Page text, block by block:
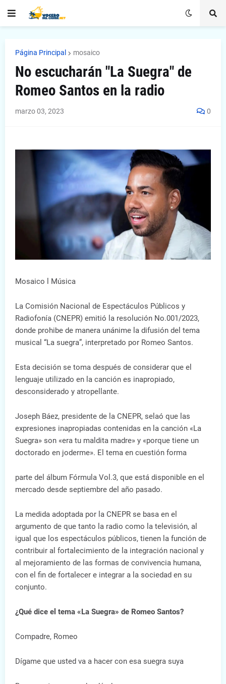
Página Principal mosaico
No escucharán "La Suegra" de
Romeo Santos en la radio
marzo 03, 2023 0
Mosaico l Música
La Comisión Nacional de Espectáculos Públicos y
Radiofonía (CNEPR) emitió la resolución No.001/2023,
donde prohibe de manera unánime la difusión del tema
musical “La suegra”, interpretado por Romeo Santos.
Esta decisión se toma después de considerar que el
lenguaje utilizado en la canción es inapropiado,
desconsiderado y atropellante.
Joseph Báez, presidente de la CNEPR, selaó que las
expresiones inapropiadas contenidas en la canción «La
Suegra» son «era tu maldita madre» y «porque tiene un
doctorado en joderme». El tema en cuestión forma
parte del álbum Fórmula Vol.3, que está disponible en el
mercado desde septiembre del año pasado.
La medida adoptada por la CNEPR se basa en el
argumento de que tanto la radio como la televisión, al
igual que los espectáculos públicos, tienen la función de
contribuir al fortalecimiento de la integración nacional y
al mejoramiento de las formas de convivencia humana,
con el fin de fortalecer e integrar a la sociedad en su
conjunto.
¿Qué dice el tema «La Suegra» de Romeo Santos?
Compadre, Romeo
Dígame que usted va a hacer con esa suegra suya